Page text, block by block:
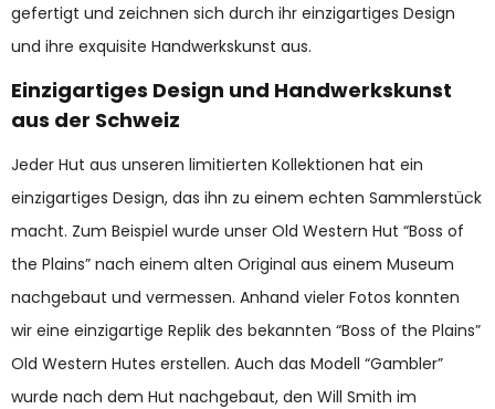
gefertigt und zeichnen sich durch ihr einzigartiges Design
und ihre exquisite Handwerkskunst aus.
Einzigartiges Design und Handwerkskunst
aus der Schweiz
Jeder Hut aus unseren limitierten Kollektionen hat ein
einzigartiges Design, das ihn zu einem echten Sammlerstück
macht. Zum Beispiel wurde unser Old Western Hut “Boss of
the Plains” nach einem alten Original aus einem Museum
nachgebaut und vermessen. Anhand vieler Fotos konnten
wir eine einzigartige Replik des bekannten “Boss of the Plains”
Old Western Hutes erstellen. Auch das Modell “Gambler”
wurde nach dem Hut nachgebaut, den Will Smith im